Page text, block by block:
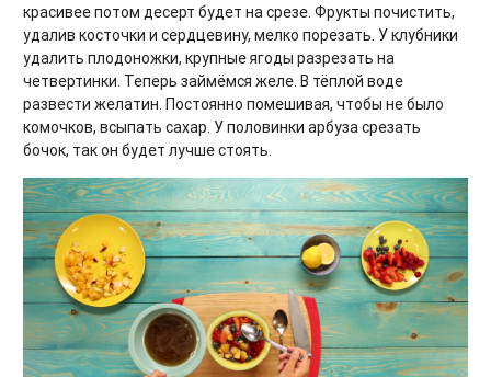
красивее потом десерт будет на срезе. Фрукты почистить,
удалив косточки и сердцевину, мелко порезать. У клубники
удалить плодоножки, крупные ягоды разрезать на
четвертинки. Теперь займёмся желе. В тёплой воде
развести желатин. Постоянно помешивая, чтобы не было
комочков, всыпать сахар. У половинки арбуза срезать
бочок, так он будет лучше стоять.